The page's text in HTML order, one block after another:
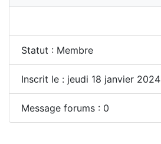
Statut : Membre
Inscrit le : jeudi 18 janvier 2024
Message forums : 0